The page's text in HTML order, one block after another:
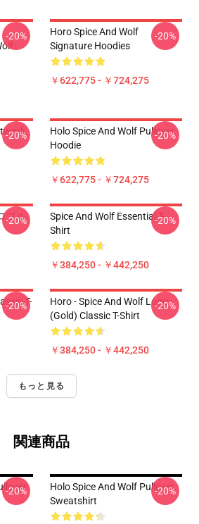
-20%
Horo Spice And Wolf
Signature Hoodies
￥622,775 - ￥724,275
-20%
-20%
Holo Spice And Wolf Pullover
Hoodie
￥622,775 - ￥724,275
-20%
プル
-20%
Spice And Wolf Essential T-
Shirt
￥384,250 - ￥442,250
-20%
T-
-20%
Horo - Spice And Wolf Logo
(Gold) Classic T-Shirt
￥384,250 - ￥442,250
-20%
もっと見る
関連商品
-20%
Holo Spice And Wolf Pullover
Sweatshirt
-20%